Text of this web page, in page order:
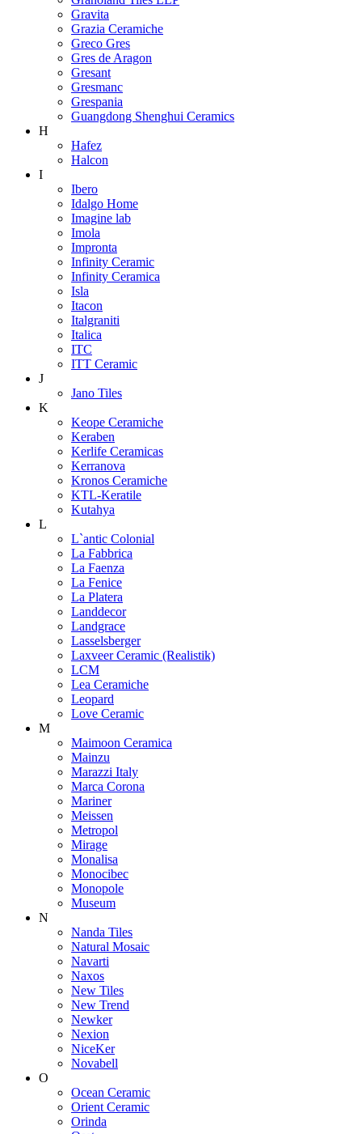
Gravita
Grazia Ceramiche
Greco Gres
Gres de Aragon
Gresant
Gresmanc
Grespania
Guangdong Shenghui Ceramics
H
Hafez
Halcon
I
Ibero
Idalgo Home
Imagine lab
Imola
Impronta
Infinity Ceramic
Infinity Ceramica
Isla
Itacon
Italgraniti
Italica
ITC
ITT Ceramic
J
Jano Tiles
K
Keope Ceramiche
Keraben
Kerlife Ceramicas
Kerranova
Kronos Ceramiche
KTL-Keratile
Kutahya
L
L`antic Colonial
La Fabbrica
La Faenza
La Fenice
La Platera
Landdecor
Landgrace
Lasselsberger
Laxveer Ceramic (Realistik)
LCM
Lea Ceramiche
Leopard
Love Ceramic
M
Maimoon Ceramica
Mainzu
Marazzi Italy
Marca Corona
Mariner
Meissen
Metropol
Mirage
Monalisa
Monocibec
Monopole
Museum
N
Nanda Tiles
Natural Mosaic
Navarti
Naxos
New Tiles
New Trend
Newker
Nexion
NiceKer
Novabell
O
Ocean Ceramic
Orient Ceramic
Orinda